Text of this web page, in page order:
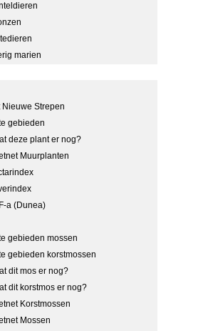
marien
Nieuwe Strepen
gebieden
deze plant er nog?
Muurplanten
a (Dunea)
gebieden mossen
gebieden korstmossen
dit mos er nog?
dit korstmos er nog?
Korstmossen
Mossen